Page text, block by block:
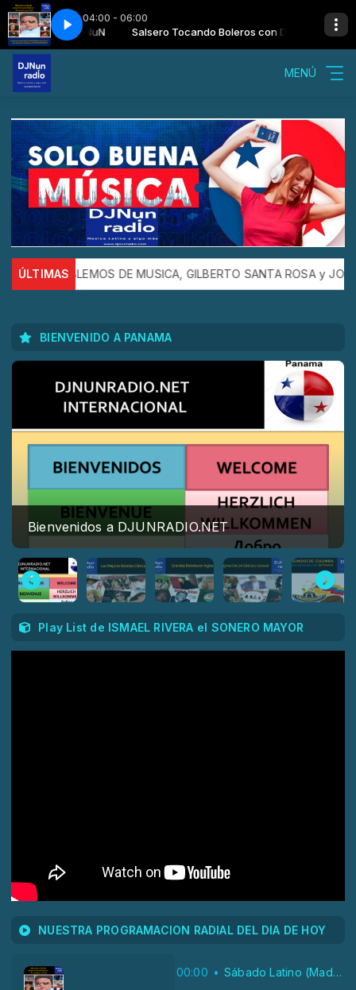
04:00 - 06:00
Salsero Tocando Boleros con Dj. NuN
Ray Barreto - Alma con Alma
MENÚ
ÚLTIMASSANTA ROSA y JOSE MADERA NOS TRAE ESTE 2026
BIENVENIDO A PANAMA
Bienvenidos a DJUNRADIO.NET
Play List de ISMAEL RIVERA el SONERO MAYOR
NUESTRA PROGRAMACION RADIAL DEL DIA DE HOY
00:00 Sábado Latino (Madrugada)